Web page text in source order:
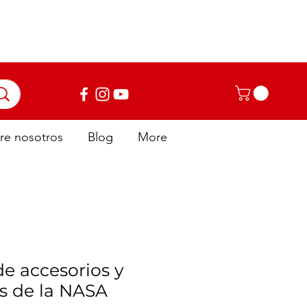
nosotros Blog More
accesorios y
de la NASA